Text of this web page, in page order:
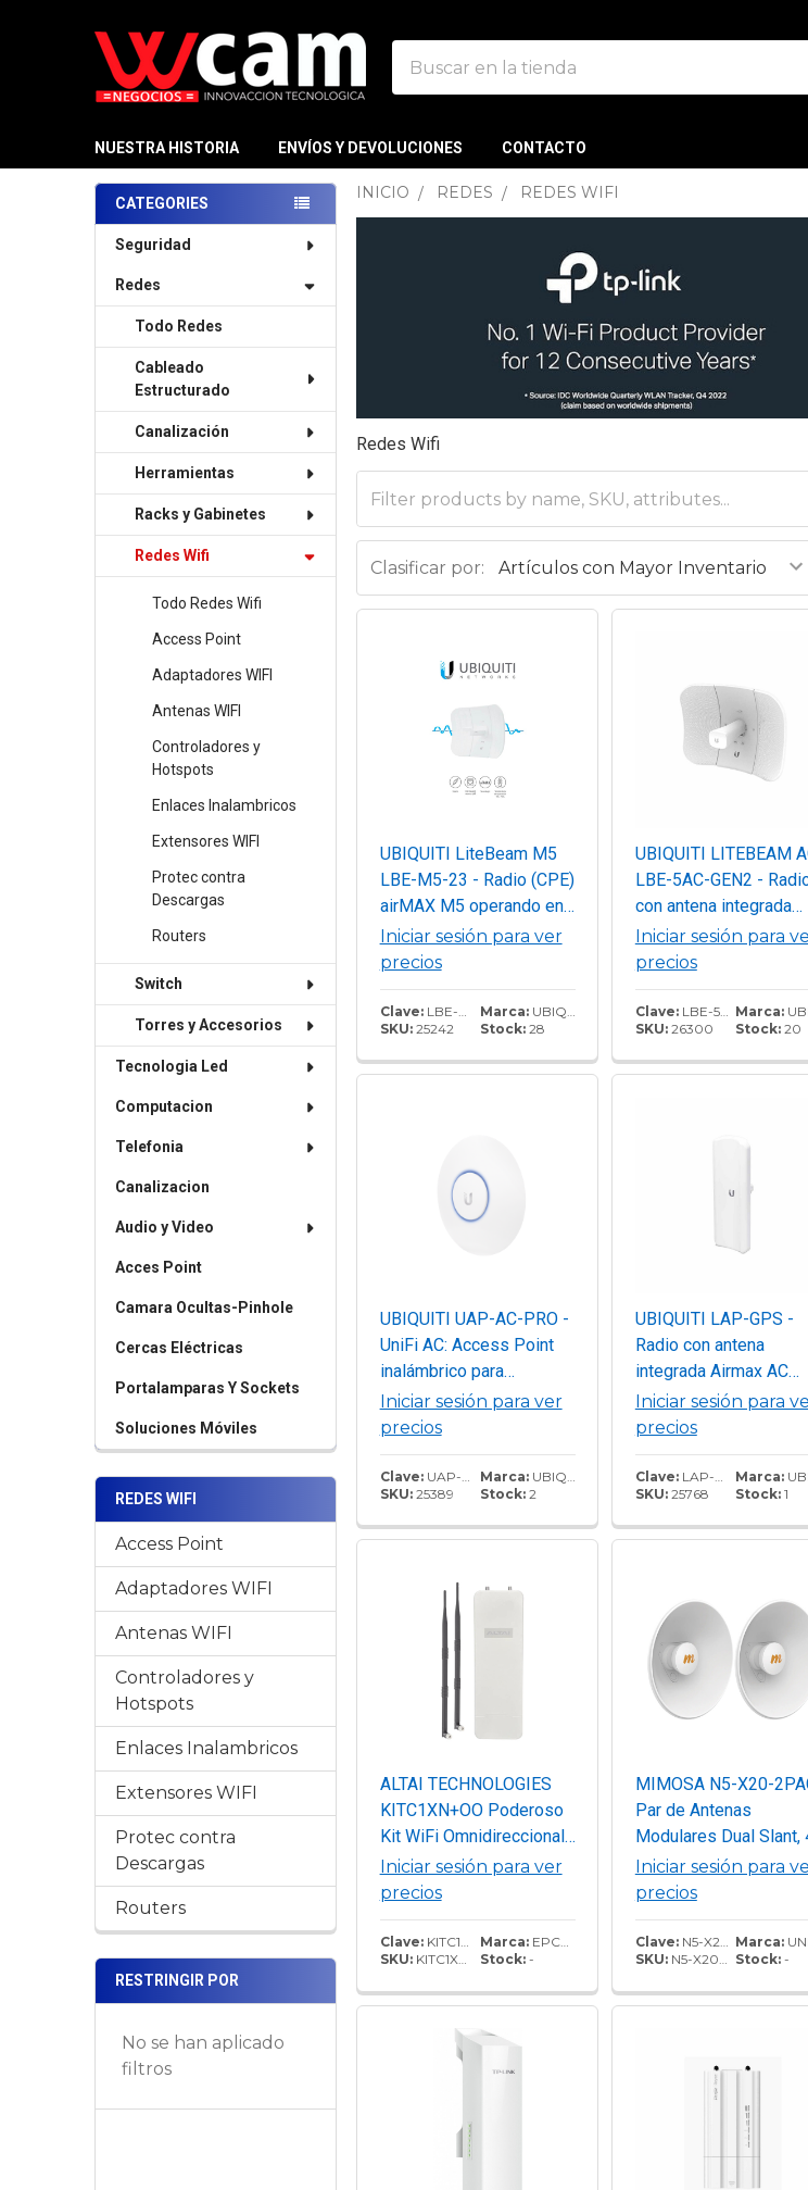
NUESTRA HISTORIA ENVÍOS Y DEVOLUCIONES CONTACTO
Sidebar
CATEGORIES
Seguridad
Redes
Todo Redes
Cableado
Estructurado
Canalización
Herramientas
Racks y Gabinetes
Redes Wifi
Todo Redes Wifi
Access Point
Adaptadores WIFI
Antenas WIFI
Controladores y
Hotspots
Enlaces Inalambricos
Extensores WIFI
Protec contra
Descargas
Routers
Switch
Torres y Accesorios
Tecnologia Led
Computacion
Telefonia
Canalizacion
Audio y Video
Acces Point
Camara Ocultas-Pinhole
Cercas Eléctricas
Portalamparas Y Sockets
Soluciones Móviles
REDES WIFI
Access Point
Adaptadores WIFI
Antenas WIFI
Controladores y
Hotspots
Enlaces Inalambricos
Extensores WIFI
Protec contra
Descargas
Routers
RESTRINGIR POR
No se han aplicado
filtros
INICIO REDES REDES WIFI
Redes Wifi
Clasificar por:
UBIQUITI LiteBeam M5
LBE-M5-23 - Radio (CPE)
airMAX M5 operando en
5 GHz (5150 - 5875
MHz) con antena
potencia de transmisión
de 25 dBm. Cuenta con 1
puerto Ethernet (10/100),
Iniciar sesión para ver
precios
Clave:LBE-M5-23
SKU:25242
Marca:UBIQUITI
Stock:28
UBIQUITI LITEBEAM
LBE-5AC-GEN2 -
con antena integrada
Airmax AC GEN2
uso en exteriores con
potencia de
de 25 dBm, ofrece un
rendimiento de hasta
Iniciar sesión para
precios
Clave:LBE-5AC-GEN2
SKU:26300
Marca:
Stock:20
UBIQUITI UAP-AC-PRO -
UniFi AC: Access Point
inalámbrico para
interiores con doble
banda 802.11ac, MIMO
3x3, potencia de 22 dBm,
hasta 1750 Mbps. Incluye
Inyector PoE.
Iniciar sesión para ver
precios
Clave:UAP-AC-PRO
SKU:25389
Marca:UBIQUITI
Stock:2
UBIQUITI LAP-GPS -
Radio con antena
integrada Airmax AC
5.8GHz de exterior con
antena sectorial de 17
dBi y 90 grados de
apertura. Potencia de
dBm, rendimiento hasta
450 Mbps y
Iniciar sesión para
precios
Clave:LAP-GPS
SKU:25768
Marca:
Stock:1
ALTAI TECHNOLOGIES
KITC1XN+OO Poderoso
Kit WiFi Omnidireccional
en 2.4 GHz para WISP,
Hasta +200 m de
Cobertura, El Kit Incluye
Punto de Acceso C1XN+
y 2 x Antenas de 9dBi
Omnidireccionales,
Gratis con INSIGHTS
Iniciar sesión para ver
precios
Clave:KITC1XN+OO
SKU:KITC1XNOO
Marca:EPCOM TITANIUM
Stock:-
MIMOSA N5-X20-
Par de Antenas
Modulares Dual Slant,
- 6.4 GHz/
(27 cm) / Apertura 45°/
Ganancia de 20 dBi/
Diseñadas para radio
Iniciar sesión para
precios
Clave:N5-X20-2PACK
SKU:N5-X20-2PACK
Marca:
Stock:-